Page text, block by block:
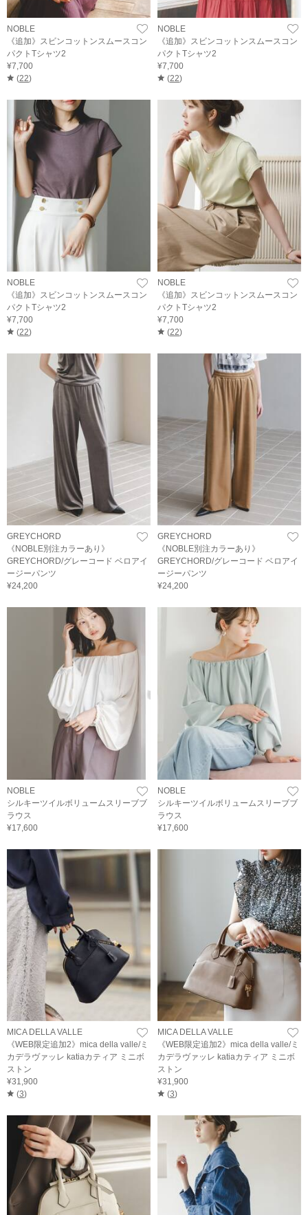
NOBLE
《追加》スビンコットンスムースコン
パクトTシャツ2
¥7,700
(22)
NOBLE
《追加》スビンコットンスムースコン
パクトTシャツ2
¥7,700
(22)
NOBLE
《追加》スビンコットンスムースコン
パクトTシャツ2
¥7,700
(22)
NOBLE
《追加》スビンコットンスムースコン
パクトTシャツ2
¥7,700
(22)
GREYCHORD
《NOBLE別注カラーあり》
GREYCHORD/グレーコード ベロアイ
ージーパンツ
¥24,200
GREYCHORD
《NOBLE別注カラーあり》
GREYCHORD/グレーコード ベロアイ
ージーパンツ
¥24,200
NOBLE
シルキーツイルボリュームスリーブブ
ラウス
¥17,600
NOBLE
シルキーツイルボリュームスリーブブ
ラウス
¥17,600
MICA DELLA VALLE
《WEB限定追加2》mica della valle/ミ
カデラヴァッレ katiaカティア ミニボ
ストン
¥31,900
(3)
MICA DELLA VALLE
《WEB限定追加2》mica della valle/ミ
カデラヴァッレ katiaカティア ミニボ
ストン
¥31,900
(3)